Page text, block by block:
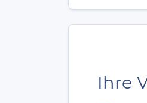
Ihre